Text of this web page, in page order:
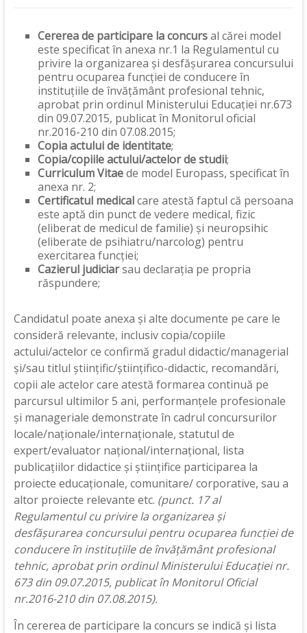
Cererea de participare la concursal cărei model
este specificat în anexa nr.1 la Regulamentul cu
privire la organizarea și desfășurarea concursului
pentru ocuparea funcției de conducere în
instituțiile de învățământ profesional tehnic,
aprobat prin ordinul Ministerului Educației nr.673
din 09.07.2015, publicat în Monitorul oficial
nr.2016-210 din 07.08.2015;
Copia actului de identitate;
Copia/copiile actului/actelor de studii;
Curriculum Vitaede model Europass, specificat în
anexa nr. 2;
Certificatul medicalcare atestă faptul că persoana
este aptă din punct de vedere medical, fizic
(eliberat de medicul de familie) şi neuropsihic
(eliberate de psihiatru/narcolog) pentru
exercitarea funcției;
Cazierul judiciarsau declarația pe propria
răspundere;
Candidatul poate anexa și alte documente pe care le
consideră relevante, inclusiv copia/copiile
actului/actelor ce confirmă gradul didactic/managerial
și/sau titlul științific/științifico-didactic, recomandări,
copii ale actelor care atestă formarea continuă pe
parcursul ultimilor 5 ani, performanțele profesionale
și manageriale demonstrate în cadrul concursurilor
locale/naționale/internaționale, statutul de
expert/evaluator național/internațional, lista
publicațiilor didactice și științifice participarea la
proiecte educaționale, comunitare/ corporative, sau a
altor proiecte relevante etc. (punct. 17 al
Regulamentul cu privire la organizarea și
desfășurarea concursului pentru ocuparea funcției de
conducere în instituțiile de învățământ profesional
tehnic, aprobat prin ordinul Ministerului Educației nr.
673 din 09.07.2015, publicat în Monitorul Oficial
nr.2016-210 din 07.08.2015).
În cererea de participare la concurs se indică şi lista